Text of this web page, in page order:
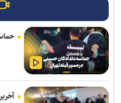
سفر مربی جدید استقلال به
استعلام استقلال از فیفا در
واگذاری امتیاز شناورسازی
مدیریت فوتبال